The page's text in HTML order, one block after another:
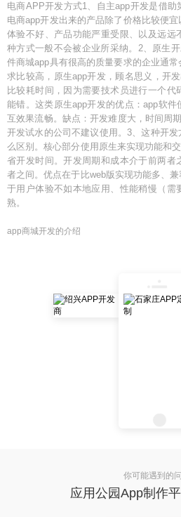
电商APP开发方式1、自主app开发是借助
电商app开发出来的产品除了价格比较便
体验不好、产品功能严重受限、以及远远
种方式一般不会被企业所采纳。2、原生
件商城app具有很高的质量要求的企业通
求比较高，原生app开发，顾名思义，开
比较耗时间，因为需要技术员进行一个代
能错。这类原生app开发的优点：app软
互效果流畅。缺点：开发难度大，时间周
开发试水的公司不建议使用。3、这种开
么区别。核心部分使用原生来实现功能和
省开发时间。开发周期和成本介于前两者
者之间。优点在于比web版实现功能多、
于用户体验不如本地应用、性能稍慢（需
熟。
app商城开发的介绍
你可能遇到的
应用公园App制作